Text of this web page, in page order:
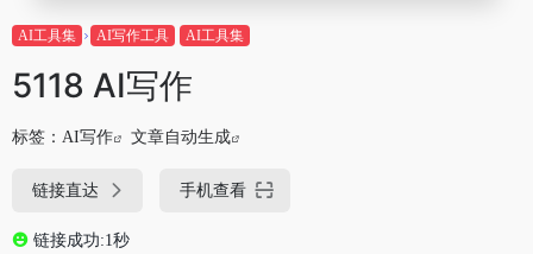
AI工具集 AI写作工具 AI工具集
5118 AI写作
标签： AI写作 文章自动生成
链接直达 手机查看
链接成功:1秒